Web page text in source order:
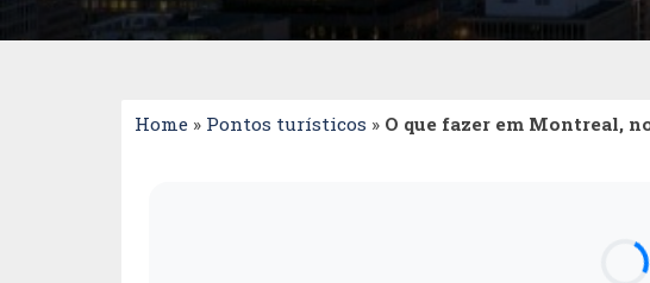
Home » Pontos turísticos » O que fazer em Montreal,